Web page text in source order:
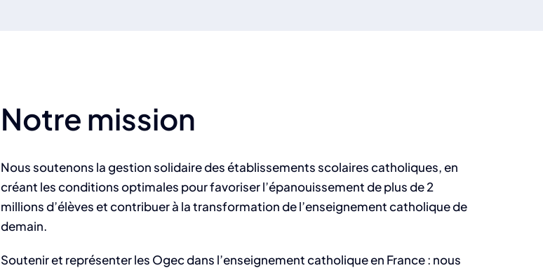
Notre mission
Nous soutenons la gestion solidaire des établissements scolaires catholiques, en
créant les conditions optimales pour favoriser l’épanouissement de plus de 2
millions d’élèves et contribuer à la transformation de l’enseignement catholique de
demain.
Soutenir et représenter les Ogec dans l’enseignement catholique en France : nous